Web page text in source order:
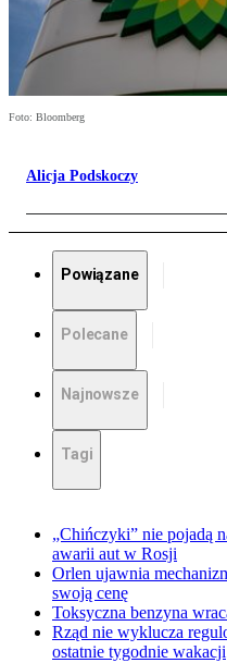
Foto: Bloomberg
Alicja Podskoczy
Powiązane
Polecane
Najnowsze
Tagi
„Chińczyki” nie pojadą
awarii aut w Rosji
Orlen ujawnia
swoją cenę
Toksyczna benzyna
Rząd nie wyklucza
ostatnie tygodnie wakacji